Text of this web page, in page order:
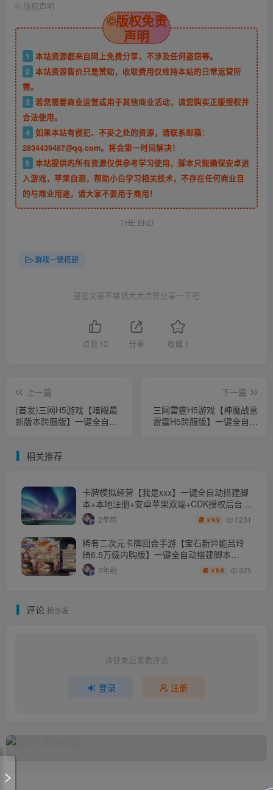
© 版权声明
©版权免责
声明
1
本站资源都来自网上免费分享，不涉及任何盗窃等。
2 本站资源售价只是赞助，收取费用仅维持本站的日常运营所
需。
3 若您需要商业运营或用于其他商业活动，请您购买正版授权并
合法使用。
4 如果本站有侵犯、不妥之处的资源，请联系邮箱：
2834439487@qq.com。将会第一时间解决！
5 本站提供的所有资源仅供参考学习使用，脚本只能确保安卓进
入游戏，苹果自测，帮助小白学习相关技术，不存在任何商业目
的与商业用途，请大家不要用于商用！
THE END
游戏一键搭建
感觉文章不错请大大点赞分享一下吧
点赞 13 分享 收藏 1
上一篇
(首发)三网H5游戏【暗殿最
新版本跨服版】一键全自动
级授权后台
下一篇
三网雷霆H5游戏【神魔战意
雷霆H5跨服版】一键全自动
相关推荐
卡牌模拟经营【我是xxx】一键全自动搭建脚
本+本地注册+安卓苹果双端+CDK授权后台
+GM授权后台
2年前 ￥9.9 1231
稀有二次元卡牌回合手游【宝石新异能吕玲
绮6.5万级内购版】一键全自动搭建脚本
+Linux手工服务端+多区跨服+自定义英雄+自
定义符文+GM授权后台+安卓+详细搭建教程
2年前 ￥9.9 325
评论 抢沙发
请登录后发表评论
登录 注册